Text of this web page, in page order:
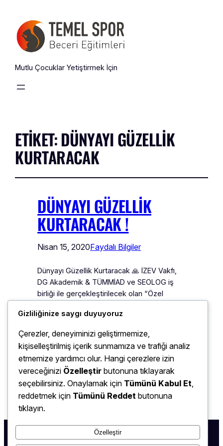
Mutlu Çocuklar Yetiştirmek İçin
ETIKET:DÜNYAYI GÜZELLIK
KURTARACAK
DÜNYAYI GÜZELLIK
KURTARACAK !
Nisan 15, 2020Faydalı Bilgiler
Dünyayı Güzellik Kurtaracak 🙏 İZEV Vakfı,
DG Akademik & TÜMMİAD ve SEOLOG iş
birliği ile gerçekleştirilecek olan “Özel
Alan” “Evde Kal Ama Yaşamdan Geri Kalma”
yolda hayata ve insana değer vererek
çalışacak olan ekibimiz ile sosyal
sorumluluk faaliyetlerine devam ediyoruz.
Her insanın eşit…
Gizliliğinize saygı duyuyoruz
Çerezler, deneyiminizi geliştirmemize,
kişiselleştirilmiş içerik sunmamıza ve trafiği analiz
etmemize yardımcı olur. Hangi çerezlere izin
vereceğinizi Özelleştir butonuna tıklayarak
seçebilirsiniz. Onaylamak için Tümünü Kabul Et
reddetmek için Tümünü Reddet butonuna
tıklayın.
Özelleştir